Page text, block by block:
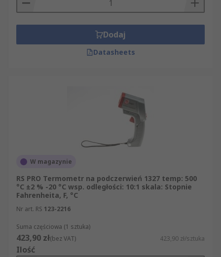
Dodaj
Datasheets
W magazynie
RS PRO Termometr na podczerwień 1327 temp: 500
°C ±2 % -20 °C wsp. odległości: 10:1 skala: Stopnie
Fahrenheita, F, °C
Nr art. RS 123-2216
Suma częściowa (1 sztuka)
423,90 zł(bez VAT) 423,90 zł/sztuka
Ilość